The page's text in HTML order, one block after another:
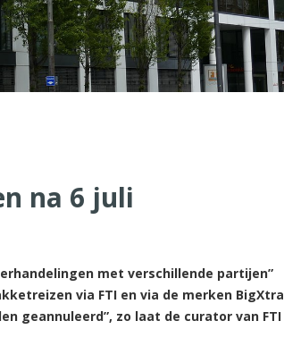
na 6 juli
met verschillende partijen”
via FTI en via de merken BigXtra
geannuleerd”, zo laat de curator van FTI